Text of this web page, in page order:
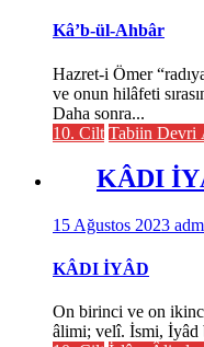
Kâ’b-ül-Ahbâr
Hazret-i Ömer
ve onun hilâfeti
Daha sonra...
10. Cilt Tabiin Devri
KÂDI
15 Ağustos 2023
KÂDI İYÂD
On birinci ve on
âlimi; velî. İsmi, İyâd